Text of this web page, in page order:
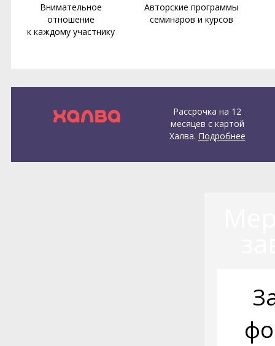
Внимательное
отношение
к каждому участнику
Авторские программы
семинаров и курсов
Рассрочка на 12
месяцев с картой
Халва. Подробнее